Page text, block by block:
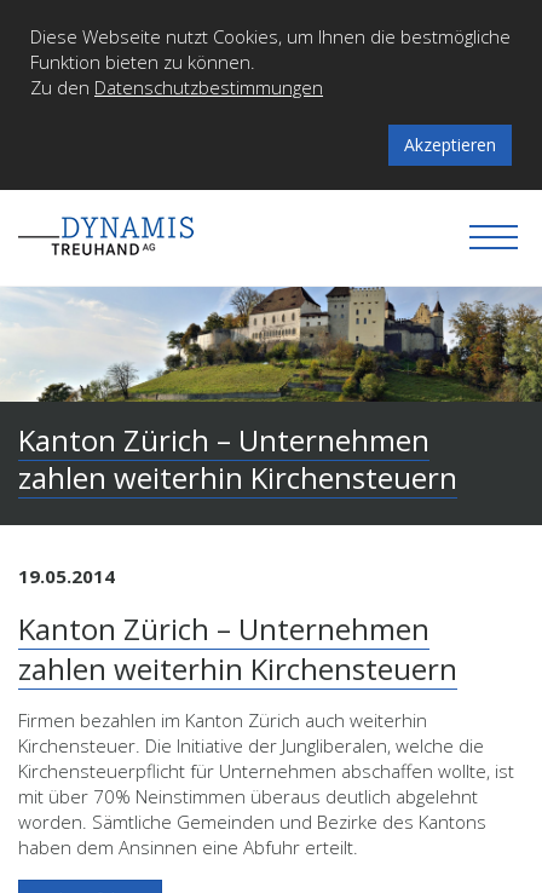
Diese Webseite nutzt Cookies, um Ihnen die bestmögliche
Funktion bieten zu können.
Zu den Datenschutzbestimmungen
Akzeptieren
Kanton Zürich – Unternehmen
zahlen weiterhin Kirchensteuern
19.05.2014
Kanton Zürich – Unternehmen
zahlen weiterhin Kirchensteuern
Firmen bezahlen im Kanton Zürich auch weiterhin
Kirchensteuer. Die Initiative der Jungliberalen, welche die
Kirchensteuerpflicht für Unternehmen abschaffen wollte, ist
mit über 70% Neinstimmen überaus deutlich abgelehnt
worden. Sämtliche Gemeinden und Bezirke des Kantons
haben dem Ansinnen eine Abfuhr erteilt.